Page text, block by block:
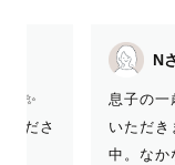
せて
っ只
子供がぐ
が、撮影
顔を引き